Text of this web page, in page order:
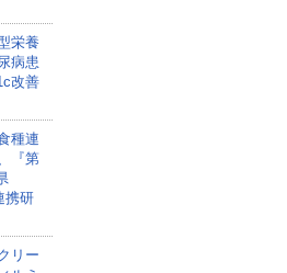
栄養
病患
改善
種連
『第
携研
リー